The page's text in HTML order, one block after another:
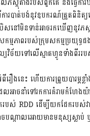
ស្តុតាងរបស់ពួកគេ និងធ្វើកា
របាត់បង់នូវឧបករណ៍ត្រួតពិនិត្
នៅមិនទាន់អាចរកឃើញនូវភស្តុ
ម្មភាពរបស់ក្រុម​សកម្មប្រយុទ្ធផ
វិច័យទៅលើស្មាតហ្វូនទាំងពីររ
ឿងនេះ ហើយការព្រួយបារម្ភខ្
លអាចនាំទៅរកការគំរាមកំហែ
បស់ RDD ដើម្បីយកដែករបស់
បណ្តាលអោយមានមនុស្សស្លាប់